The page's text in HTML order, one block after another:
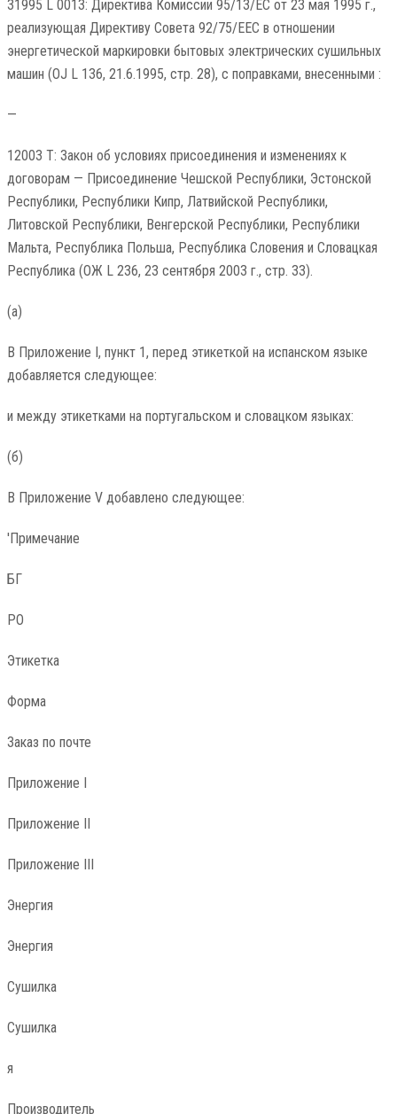
31995 L 0013: Директива Комиссии 95/13/EC от 23 мая 1995 г.,
реализующая Директиву Совета 92/75/EEC в отношении
энергетической маркировки бытовых электрических сушильных
машин (OJ L 136, 21.6.1995, стр. 28), с поправками, внесенными :
—
12003 T: Закон об условиях присоединения и изменениях к
договорам — Присоединение Чешской Республики, Эстонской
Республики, Республики Кипр, Латвийской Республики,
Литовской Республики, Венгерской Республики, Республики
Мальта, Республика Польша, Республика Словения и Словацкая
Республика (ОЖ L 236, 23 сентября 2003 г., стр. 33).
(а)
В Приложение I, пункт 1, перед этикеткой на испанском языке
добавляется следующее:
и между этикетками на португальском и словацком языках:
(б)
В Приложение V добавлено следующее:
'Примечание
БГ
РО
Этикетка
Форма
Заказ по почте
Приложение I
Приложение II
Приложение III
Энергия
Энергия
Сушилка
Сушилка
я
Производитель